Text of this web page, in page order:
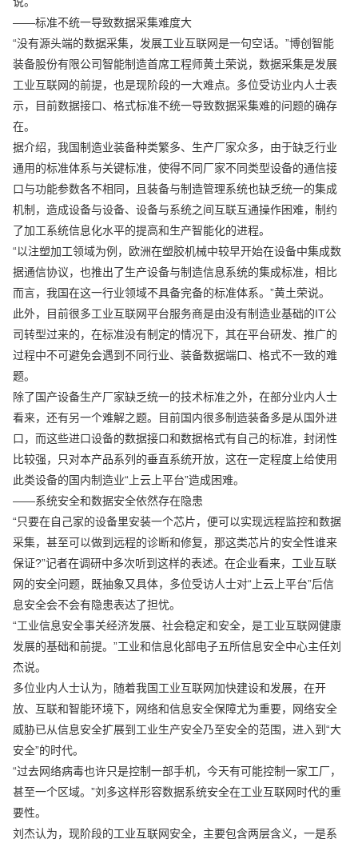
——标准不统一导致数据采集难度大
“没有源头端的数据采集，发展工业互联网是一句空话。”博创智能
装备股份有限公司智能制造首席工程师黄土荣说，数据采集是发展
工业互联网的前提，也是现阶段的一大难点。多位受访业内人士表
示，目前数据接口、格式标准不统一导致数据采集难的问题的确存
在。
据介绍，我国制造业装备种类繁多、生产厂家众多，由于缺乏行业
通用的标准体系与关键标准，使得不同厂家不同类型设备的通信接
口与功能参数各不相同，且装备与制造管理系统也缺乏统一的集成
机制，造成设备与设备、设备与系统之间互联互通操作困难，制约
了加工系统信息化水平的提高和生产智能化的进程。
“以注塑加工领域为例，欧洲在塑胶机械中较早开始在设备中集成数
据通信协议，也推出了生产设备与制造信息系统的集成标准，相比
而言，我国在这一行业领域不具备完备的标准体系。”黄土荣说。
此外，目前很多工业互联网平台服务商是由没有制造业基础的IT公
司转型过来的，在标准没有制定的情况下，其在平台研发、推广的
过程中不可避免会遇到不同行业、装备数据端口、格式不一致的难
题。
除了国产设备生产厂家缺乏统一的技术标准之外，在部分业内人士
看来，还有另一个难解之题。目前国内很多制造装备多是从国外进
口，而这些进口设备的数据接口和数据格式有自己的标准，封闭性
比较强，只对本产品系列的垂直系统开放，这在一定程度上给使用
此类设备的国内制造业“上云上平台”造成困难。
——系统安全和数据安全依然存在隐患
“只要在自己家的设备里安装一个芯片，便可以实现远程监控和数据
采集，甚至可以做到远程的诊断和修复，那这类芯片的安全性谁来
保证?”记者在调研中多次听到这样的表述。在企业看来，工业互联
网的安全问题，既抽象又具体，多位受访人士对“上云上平台”后信
息安全会不会有隐患表达了担忧。
“工业信息安全事关经济发展、社会稳定和安全，是工业互联网健康
发展的基础和前提。”工业和信息化部电子五所信息安全中心主任刘
杰说。
多位业内人士认为，随着我国工业互联网加快建设和发展，在开
放、互联和智能环境下，网络和信息安全保障尤为重要，网络安全
威胁已从信息安全扩展到工业生产安全乃至安全的范围，进入到“大
安全”的时代。
“过去网络病毒也许只是控制一部手机，今天有可能控制一家工厂，
甚至一个区域。”刘多这样形容数据系统安全在工业互联网时代的重
要性。
刘杰认为，现阶段的工业互联网安全，主要包含两层含义，一是系